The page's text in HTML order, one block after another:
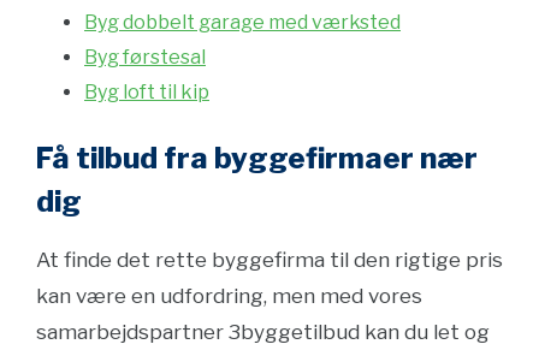
Byg dobbelt garage med værksted
Byg førstesal
Byg loft til kip
Få tilbud fra byggefirmaer nær
dig
At finde det rette byggefirma til den rigtige pris
kan være en udfordring, men med vores
samarbejdspartner 3byggetilbud kan du let og